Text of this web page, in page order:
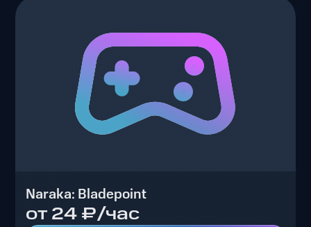
Naraka: Bladepoint
от 24 ₽/час